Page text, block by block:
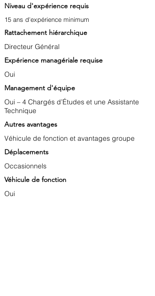
Niveau d'expérience requis
15 ans d'expérience minimum
Rattachement hiérarchique
Directeur Général
Expérience managériale requise
Oui
Management d'équipe
Oui – 4 Chargés d’Études et une Assistante
Technique
Autres avantages
Véhicule de fonction et avantages groupe
Déplacements
Occasionnels
Véhicule de fonction
Oui